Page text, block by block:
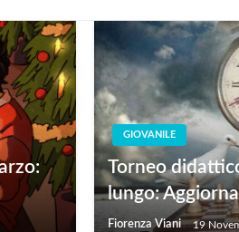
GIOVANILE
Torneo
lungo:
Fiorenza Viani 19